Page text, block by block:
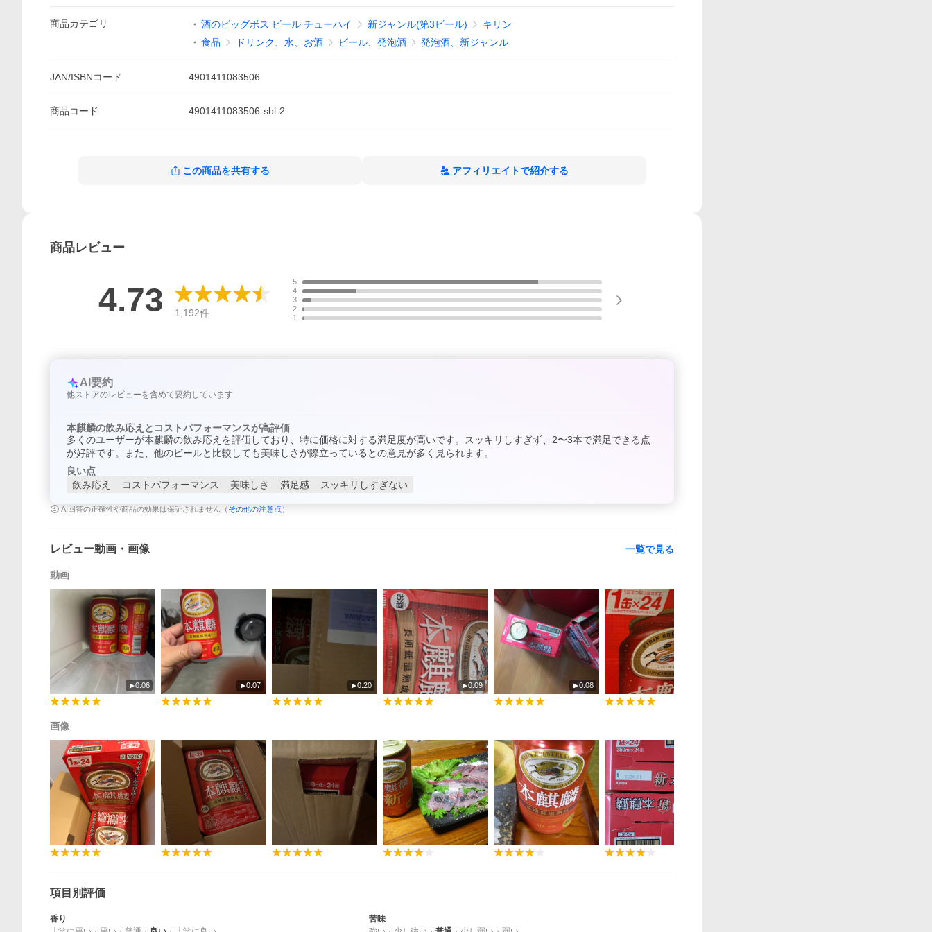
商品カテゴリ 酒のビッグボス ビール チューハイ 新ジャンル(第3ビール)
キリン
食品
ドリンク、水、お酒 ビール、発泡酒 発泡酒、新ジャンル
JAN/ISBNコード 4901411083506
商品コード 4901411083506-sbl-2
この商品を共有する アフィリエイトで紹介する
商品レビュー
4.73 1,192件
5
4
3
2
1
AI要約
他ストアのレビューを含めて要約しています
本麒麟の飲み応えとコストパフォーマンスが高評価
多くのユーザーが本麒麟の飲み応えを評価しており、特に価格に対する満足度が高いです。スッキリしすぎず、2〜3本で満足できる点
が好評です。また、他のビールと比較しても美味しさが際立っているとの意見が多く見られます。
良い点
飲み応え
コストパフォーマンス 美味しさ 満足感 スッキリしすぎない
AI回答の正確性や商品の効果は保証されません（ その他の注意点 ）
レビュー動画・画像 一覧で見る
動画
0:06 0:07 0:20 0:09 0:08
画像
項目別評価
香り
苦味